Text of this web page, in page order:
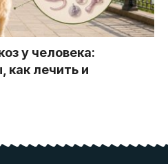
у человека:
лечить и